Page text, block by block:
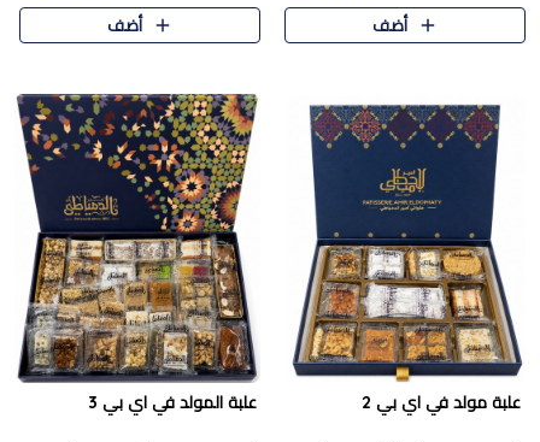
بين أشهر الأصناف التقليدية وأصناف
مميزة مختارة بع..أضف
أفخر حلويات المولد المصري مع
تشكيلة مختارة من الأصناف ..
أضف
علبة مولد في اي بي 2 علبة المولد في اي بي 3